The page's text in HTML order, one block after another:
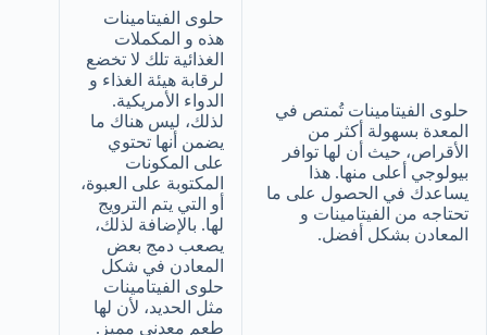
حلوى الفيتامينات تُمتص في
المعدة بسهولة أكثر من
الأقراص، حيث أن لها توافر
بيولوجي أعلى منها. هذا
يساعدك في الحصول على ما
تحتاجه من الفيتامينات و
المعادن بشكل أفضل.
حلوى الفيتامينات
هذه و المكملات
الغذائية تلك لا تخضع
لرقابة هيئة الغذاء و
الدواء الأمريكية.
لذلك، ليس هناك ما
يضمن أنها تحتوي
على المكونات
المكتوبة على العبوة،
أو التي يتم الترويج
لها. بالإضافة لذلك،
يصعب دمج بعض
المعادن في شكل
حلوى الفيتامينات
مثل الحديد، لأن لها
طعم معدني مميز.